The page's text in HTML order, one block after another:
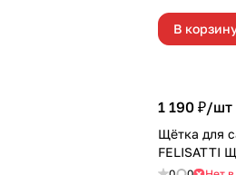
В
1 190 ₽/шт
Щётка для
FELISATTI